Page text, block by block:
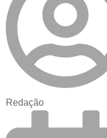
Redação